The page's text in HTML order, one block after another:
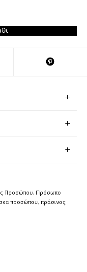
CARBON ποσότητα
Προσώπου, Πρόσωπο
προσώπου,πράσινος